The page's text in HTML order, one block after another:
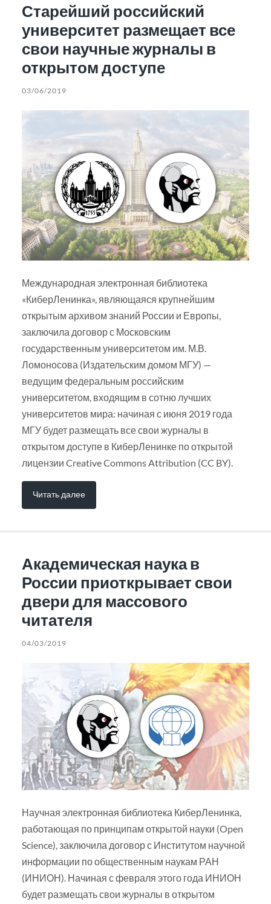
Старейший российский
университет размещает все
свои научные журналы в
открытом доступе
03/06/2019
Международная электронная библиотека
«КиберЛенинка», являющаяся крупнейшим
открытым архивом знаний России и Европы,
заключила договор с Московским
государственным университетом им. М.В.
Ломоносова (Издательским домом МГУ) —
ведущим федеральным российским
университетом, входящим в сотню лучших
университетов мира: начиная с июня 2019 года
МГУ будет размещать все свои журналы в
открытом доступе в КиберЛенинке по открытой
лицензии Creative Commons Attribution (CC BY).
Читать далее
Академическая наука в
России приоткрывает свои
двери для массового
читателя
04/03/2019
Научная электронная библиотека КиберЛенинка,
работающая по принципам открытой науки (Open
Science), заключила договор с Институтом научной
информации по общественным наукам РАН
(ИНИОН). Начиная с февраля этого года ИНИОН
будет размещать свои журналы в открытом